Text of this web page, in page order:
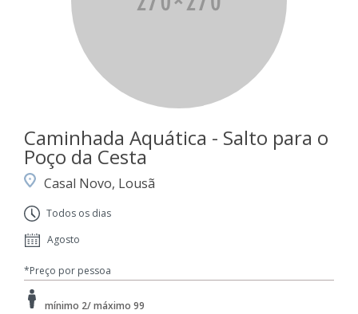
Caminhada Aquática - Salto para o
Poço da Cesta
Casal Novo, Lousã
Todos os dias
Agosto
*Preço por pessoa
mínimo 2/ máximo 99